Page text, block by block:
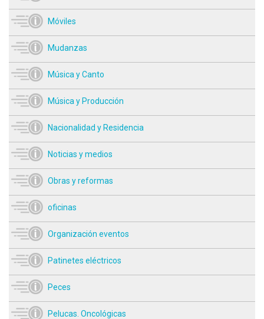
Móviles
Mudanzas
Música y Canto
Música y Producción
Nacionalidad y Residencia
Noticias y medios
Obras y reformas
oficinas
Organización eventos
Patinetes eléctricos
Peces
Pelucas. Oncológicas